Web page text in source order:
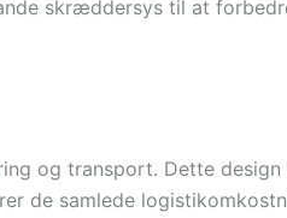
skræddersys til at
og transport. Dette design
de samlede